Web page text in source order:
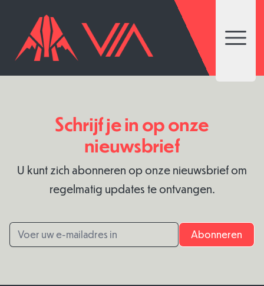
Open
Schrijf je in op onze
nieuwsbrief
U kunt zich abonneren op onze nieuwsbrief om
regelmatig updates te ontvangen.
Email address Abonneren